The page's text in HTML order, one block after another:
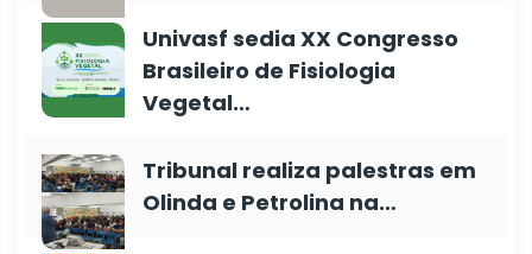
Univasf sedia XX Congresso
Brasileiro de Fisiologia
Vegetal…
Tribunal realiza palestras em
Olinda e Petrolina na…